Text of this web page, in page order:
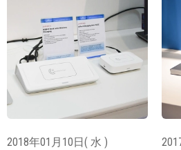
2018年01月10日( 水 )